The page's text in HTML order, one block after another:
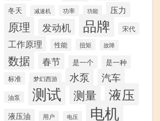
冬天 减速机 功率 功能 压力
原理 发动机 品牌 宋代
工作原理 性能 扭矩 故障
数据 春节 是一个 是一种
标准 梦幻西游 水泵 汽车
油泵 测试 测量 液压
液压油 用户 电压 电机